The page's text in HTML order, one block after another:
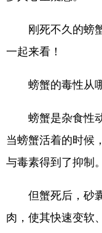
刚死不久的螃蟹
一起来看！
螃蟹的毒性从哪
螃蟹是杂食性动
当螃蟹活着的时候
与毒素得到了抑制。
但蟹死后，砂囊
肉，使其快速变软